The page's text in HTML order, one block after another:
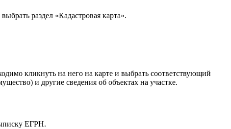
раздел «Кадастровая карта».
кликнуть на него на карте и выбрать соответствующий
и другие сведения об объектах на участке.
ЕГРН.